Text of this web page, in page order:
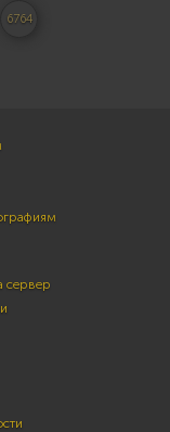
6764
сервер